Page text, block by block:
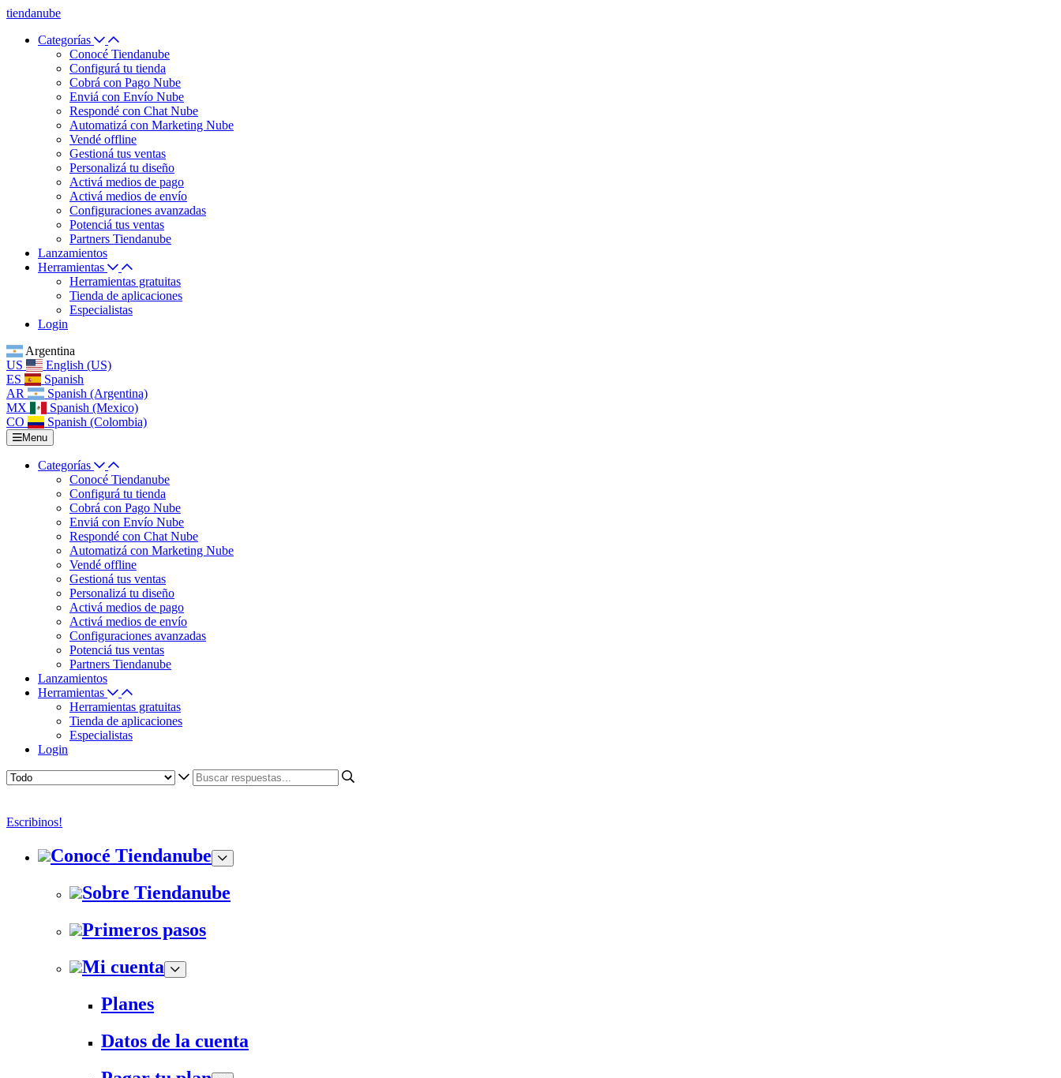
tiendanube
Categorías
Conocé Tiendanube
Configurá tu tienda
Cobrá con Pago Nube
Enviá con Envío Nube
Respondé con Chat Nube
Automatizá con Marketing Nube
Vendé offline
Gestioná tus ventas
Personalizá tu diseño
Activá medios de pago
Activá medios de envío
Configuraciones avanzadas
Potenciá tus ventas
Partners Tiendanube
Lanzamientos
Herramientas
Herramientas gratuitas
Tienda de aplicaciones
Especialistas
Login
Argentina
US
English (US)
ES
Spanish
AR
Spanish (Argentina)
MX
Spanish (Mexico)
CO
Spanish (Colombia)
Menu
Categorías
Conocé Tiendanube
Configurá tu tienda
Cobrá con Pago Nube
Enviá con Envío Nube
Respondé con Chat Nube
Automatizá con Marketing Nube
Vendé offline
Gestioná tus ventas
Personalizá tu diseño
Activá medios de pago
Activá medios de envío
Configuraciones avanzadas
Potenciá tus ventas
Partners Tiendanube
Lanzamientos
Herramientas
Herramientas gratuitas
Tienda de aplicaciones
Especialistas
Login
Escribinos!
Conocé Tiendanube
Sobre Tiendanube
Primeros pasos
Mi cuenta
Planes
Datos de la cuenta